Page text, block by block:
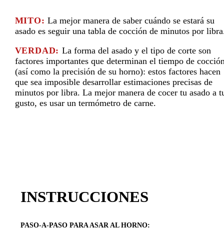
MITO:La mejor manera de saber cuándo se estará su
asado es seguir una tabla de cocción de minutos por
VERDAD: La forma del asado y el tipo de corte son
factores importantes que determinan el tiempo de
(así como la precisión de su horno): estos factores hacen
que sea imposible desarrollar estimaciones precisas de
minutos por libra. La mejor manera de cocer tu asado a
gusto, es usar un termómetro de carne.
INSTRUCCIONES
PASO-A-PASO PARA ASAR AL HORNO: